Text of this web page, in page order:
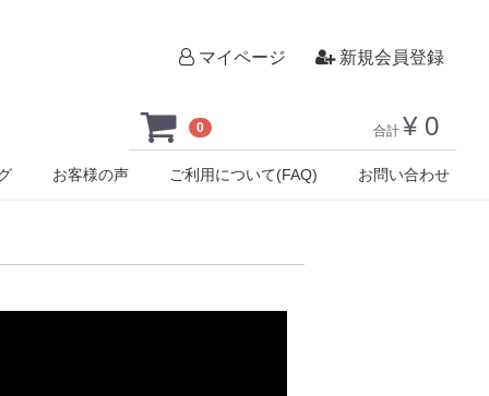
マイページ 新規会員登録
お客様の声 ご利用について(FAQ) お問い合わせ
0 合計 ¥ 0